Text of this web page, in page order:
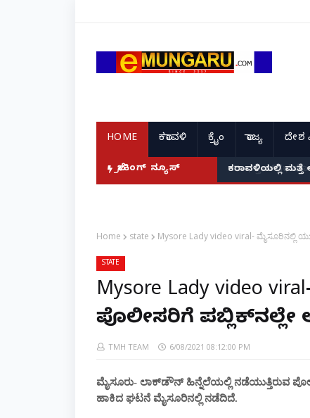
HOME ಕರಾವಳಿ ಕ್ರೈಂ ರಾಜ್ಯ ದೇಶ
ಬ್ರೇಕಿಂಗ್ ನ್ಯೂಸ್ ಕರಾವಳಿಯಲ್ಲಿ ಮತ್ತೆ
Home state Mysore Lady video viral- ಮೈಸೂರಿನಲ್ಲಿ
STATE
Mysore Lady video
ಪೊಲೀಸರಿಗೆ
TMH TEAM 6/08/2021 08:12:00 PM
ಮೈಸೂರು- ಲಾಕ್‌ಡೌನ್‌ ಹಿನ್ನೆಲೆಯಲ್ಲಿ ನಡೆಯುತ್ತಿರುವ
ಹಾಕಿದ ಘಟನೆ ಮೈಸೂರಿನಲ್ಲಿ ನಡೆದಿದೆ.